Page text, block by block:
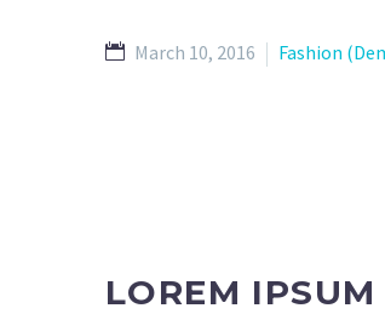
March 10, 2016 Fashion
LOREM